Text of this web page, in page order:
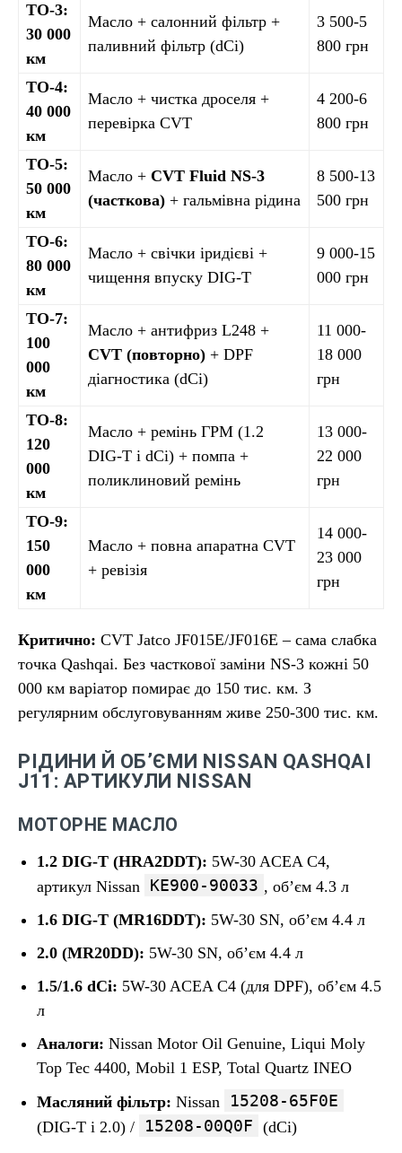
ТО-3:
30 000
км
Масло + салонний фільтр +
паливний фільтр (dCi)
3 500-5
800 грн
ТО-4:
40 000
км
Масло + чистка дроселя +
перевірка CVT
4 200-6
800 грн
ТО-5:
50 000
км
Масло + CVT Fluid NS-3
(часткова) + гальмівна рідина
8 500-13
500 грн
ТО-6:
80 000
км
Масло + свічки іридієві +
чищення впуску DIG-T
9 000-15
000 грн
ТО-7:
100
000
км
Масло + антифриз L248 +
CVT (повторно) + DPF
діагностика (dCi)
11 000-
18 000
грн
ТО-8:
120
000
км
Масло + ремінь ГРМ (1.2
DIG-T і dCi) + помпа +
поликлиновий ремінь
13 000-
22 000
грн
ТО-9:
150
000
км
Масло + повна апаратна CVT
+ ревізія
14 000-
23 000
грн
Критично: CVT Jatco JF015E/JF016E – сама слабка
точка Qashqai. Без часткової заміни NS-3 кожні 50
000 км варіатор помирає до 150 тис. км. З
регулярним обслуговуванням живе 250-300 тис. км.
РІДИНИ Й ОБ’ЄМИ NISSAN QASHQAI
J11: АРТИКУЛИ NISSAN
МОТОРНЕ МАСЛО
1.2 DIG-T (HRA2DDT): 5W-30 ACEA C4,
артикул Nissan KE900-90033 , об’єм 4.3 л
1.6 DIG-T (MR16DDT): 5W-30 SN, об’єм 4.4 л
2.0 (MR20DD): 5W-30 SN, об’єм 4.4 л
1.5/1.6 dCi: 5W-30 ACEA C4 (для DPF), об’єм 4.5
л
Аналоги: Nissan Motor Oil Genuine, Liqui Moly
Top Tec 4400, Mobil 1 ESP, Total Quartz INEO
Масляний фільтр: Nissan 15208-65F0E
(DIG-T і 2.0) / 15208-00Q0F (dCi)